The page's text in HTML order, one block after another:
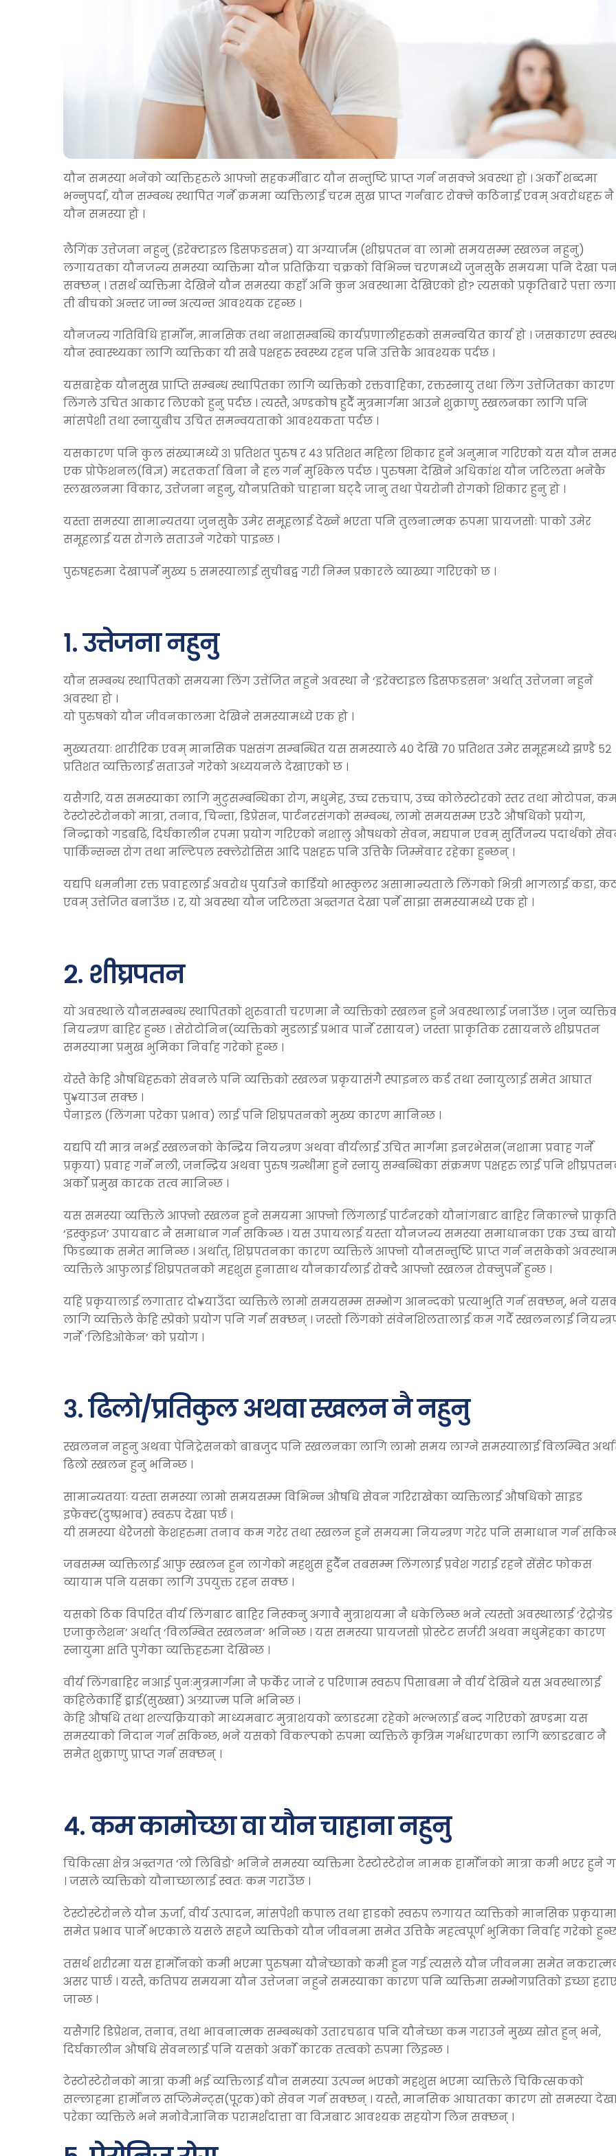
यौन समस्या भनेको व्यक्तिहरुले आफ्नो सहकर्मीबाट यौन सन्तुष्टि प्राप्त गर्न नसक्ने अवस्था हो । अर्काे शब्दमा
भन्नुपर्दा, यौन सम्बन्ध स्थापित गर्ने क्रममा व्यक्तिलाई चरम सुख प्राप्त गर्नबाट रोक्ने कठिनाई एवम् अवरोधहरु नै
यौन समस्या हो ।
लैगिंक उत्तेजना नहुनु (इरेक्टाइल डिसफङसन) या अग्यार्जम (शीघ्रपतन वा लामो समयसम्म स्खलन नहुनु)
लगायतका यौनजन्य समस्या व्यक्तिमा यौन प्रतिक्रिया चक्रको विभिन्न चरणमध्ये जुनसुकै समयमा पनि देखा
सक्छन् । तसर्थ व्यक्तिमा देखिने यौन समस्या कहाँ अनि कुन अवस्थामा देखिएको हो? त्यसको प्रकृतिबारे पत्ता
ती बीचको अन्तर जान्न अत्यन्त आवश्यक रहन्छ ।
यौनजन्य गतिविधि हार्माेन, मानसिक तथा नशासम्बन्धि कार्यप्रणालीहरुको समन्वयित कार्य हो । जसकारण
यौन स्वास्थ्यका लागि व्यक्तिका यी सबै पक्षहरु स्वस्थ्य रहन पनि उत्तिकै आवश्यक पर्दछ ।
यसबाहेक यौनसुख प्राप्ति सम्बन्ध स्थापितका लागि व्यक्तिको रक्तवाहिका, रक्तस्नायु तथा लिंग उत्तेजितका कारण
लिंगले उचित आकार लिएको हुनु पर्दछ । त्यस्तै, अण्डकोष हुदैँ मुत्रमार्गमा आउने शुक्राणु स्खलनका लागि पनि
मांसपेशी तथा स्नायुबीच उचित समन्वयताको आवश्यकता पर्दछ ।
यसकारण पनि कुल संख्यामध्ये ३१ प्रतिशत पुरुष र ४३ प्रतिशत महिला शिकार हुने अनुमान गरिएको यस यौन
एक प्रोफेशनल(विज्ञ) मद्दतकर्ता बिना नै हल गर्न मुश्किल पर्दछ । पुरुषमा देखिने अधिकांश यौन जटिलता भनेकै
स्लखलनमा विकार, उत्तेजना नहुनु, यौनप्रतिको चाहाना घट्दै जानु तथा पेयरोनी रोगको शिकार हुनु हो ।
यस्ता समस्या सामान्यतया जुनसुकै उमेर समूहलाई देख्ने भएता पनि तुलनात्मक रुपमा प्रायजसोः पाको उमेर
समूहलाई यस रोगले सताउने गरेको पाइन्छ ।
पुरुषहरुमा देखापर्ने मुख्य ५ समस्यालाई सुचीबद्व गरी निम्न प्रकारले व्याख्या गरिएको छ ।
१. उत्तेजना नहुनु
यौन सम्बन्ध स्थापितको समयमा लिंग उत्तेजित नहुने अवस्था नै ‘इरेक्टाइल डिसफङसन’ अर्थात् उत्तेजना नहुने
अवस्था हो ।
यो पुरुषको यौन जीवनकालमा देखिने समस्यामध्ये एक हो ।
मुख्यतयाः शारीरिक एवम् मानसिक पक्षसंग सम्बन्धित यस समस्याले ४० देखि ७० प्रतिशत उमेर समूहमध्ये झण्डै ५२
प्रतिशत व्यक्तिलाई सताउने गरेको अध्ययनले देखाएको छ ।
यसैगरि, यस समस्याका लागि मुटुसम्बन्धिका रोग, मधुमेह, उच्च रक्तचाप, उच्च कोलेस्टोरको स्तर तथा मोटोपन,
टेस्टोस्टेरोनको मात्रा, तनाव, चिन्ता, डिप्रेसन, पार्टनरसंगको सम्बन्ध, लामो समयसम्म एउटै औषधिको प्रयोग,
निन्द्राको गडबढि, दिर्घकालीन रपमा प्रयोग गरिएको नशालु औषधको सेवन, मद्यपान एवम् सुर्तिजन्य पदार्थको
पार्किन्सन्स रोग तथा मल्टिपल स्क्लेरोसिस आदि पक्षहरु पनि उत्तिकै जिम्मेवार रहेका हुन्छन् ।
यद्यपि धमनीमा रक्त प्रवाहलाई अवरोध पुर्याउने कार्डियो भास्कुलर असामान्यताले लिंगको भित्री भागलाई कडा,
एवम् उत्तेजित बनाउँछ । र, यो अवस्था यौन जटिलता अन्र्तगत देखा पर्ने साझा समस्यामध्ये एक हो ।
२. शीघ्रपतन
यो अवस्थाले यौनसम्बन्ध स्थापितको शुरुवाती चरणमा नै व्यक्तिको स्खलन हुने अवस्थालाई जनाउँछ । जुन
नियन्त्रण बाहिर हुन्छ । सेरोटोनिन(व्यक्तिको मुडलाई प्रभाव पार्ने रसायन) जस्ता प्राकृतिक रसायनले शीघ्रपतन
समस्यामा प्रमुख भुमिका निर्वाह गरेको हुन्छ ।
येस्तै केहि औषधिहरुको सेवनले पनि व्यक्तिको स्खलन प्रकृयासंगै स्पाइनल कर्ड तथा स्नायुलाई समेत आघात
पु¥याउन सक्छ ।
पेनाइल (लिंगमा परेका प्रभाव) लाई पनि शिघ्रपतनको मुख्य कारण मानिन्छ ।
यद्यपि यी मात्र नभई स्खलनको केन्द्रिय नियन्त्रण अथवा वीर्यलाई उचित मार्गमा इनरभेसन(नशामा प्रवाह गर्ने
प्रकृया) प्रवाह गर्ने नली, जनन्द्रिय अथवा पुरुष ग्रन्थीमा हुने स्नायु सम्बन्धिका संक्रमण पक्षहरु लाई पनि
अर्काे प्रमुख कारक तत्व मानिन्छ ।
यस समस्या व्यक्तिले आफ्नो स्खलन हुने समयमा आफ्नो लिंगलाई पार्टनरको यौनांगबाट बाहिर निकाल्ने
‘इस्कुइज’ उपायबाट नै समाधान गर्न सकिन्छ । यस उपायलाई यस्ता यौनजन्य समस्या समाधानका एक उच्च
फिडब्याक समेत मानिन्छ । अर्थात्, शिघ्रपतनका कारण व्यक्तिले आफ्नो यौनसन्तुष्टि प्राप्त गर्न नसकेको
व्यक्तिले आफुलाई शिघ्रपतनको महशुस हुनासाथ यौनकार्यलाई रोक्दै आफ्नो स्खलन रोक्नुपर्ने हुन्छ ।
यहि प्रकृयालाई लगातार दो¥याउँदा व्यक्तिले लामो समयसम्म सम्भोग आनन्दको प्रत्याभुति गर्न सक्छन्, भने
लागि व्यक्तिले केहि स्प्रेको प्रयोग पनि गर्न सक्छन् । जस्तो लिंगको संवेनशिलतालाई कम गर्दै स्खलनलाई
गर्ने ‘लिडिओकेन’ को प्रयोग ।
३. ढिलो/प्रतिकुल अथवा स्खलन नै नहुनु
स्खलनन नहुनु अथवा पेनिट्रेसनको बाबजुद पनि स्खलनका लागि लामो समय लाग्ने समस्यालाई विलम्बित
ढिलो स्खलन हुनु भनिन्छ ।
सामान्यतयाः यस्ता समस्या लामो समयसम्म विभिन्न औषधि सेवन गरिराखेका व्यक्तिलाई औषधिको साइड
इफेक्ट(दुष्प्रभाव) स्वरुप देखा पर्छ ।
यी समस्या धेरैजसो केशहरुमा तनाव कम गरेर तथा स्खलन हुने समयमा नियन्त्रण गरेर पनि समाधान गर्न
जबसम्म व्यक्तिलाई आफु स्खलन हुन लागेको महशुस हुदैँन तबसम्म लिंगलाई प्रवेश गराई रहने सेंसेट फोकस
व्यायाम पनि यसका लागि उपयुक्त रहन सक्छ ।
यसको ठिक विपरित वीर्य लिंगबाट बाहिर निस्कनु अगावै मुत्राशयमा नै धकेलिन्छ भने त्यस्तो अवस्थालाई ‘रेट्रोग्रेड
एजाकुलेशन’ अर्थात् ‘विलम्बित स्खलनन’ भनिन्छ । यस समस्या प्रायजसो प्रोस्टेट सर्जरी अथवा मधुमेहका कारण
स्नायुमा क्षति पुगेका व्यक्तिहरुमा देखिन्छ ।
वीर्य लिंगबाहिर नआई पुनःमुत्रमार्गमा नै फर्केर जाने र परिणाम स्वरुप पिसाबमा नै वीर्य देखिने यस अवस्थालाई
कहिलेकाहिँ ड्राई(सुख्खा) अग्र्याज्म पनि भनिन्छ ।
केहि औषधि तथा शल्यक्रियाको माध्यमबाट मुत्राशयको ब्लाडरमा रहेको भल्भलाई बन्द गरिएको खण्डमा यस
समस्याको निदान गर्न सकिन्छ, भने यसको विकल्पको रुपमा व्यक्तिले कृत्रिम गर्भधारणका लागि ब्लाडरबाट नै
समेत शुक्राणु प्राप्त गर्न सक्छन् ।
४. कम कामोच्छा वा यौन चाहाना नहुनु
चिकित्सा क्षेत्र अन्र्तगत ‘लो लिबिडो’ भनिने समस्या व्यक्तिमा टेस्टोस्टेरोन नामक हार्माेनको मात्रा कमी भएर हुने
। जसले व्यक्तिको यौनाच्छालाई स्वतः कम गराउँछ ।
टेस्टोस्टेरोनले यौन ऊर्जा, वीर्य उत्पादन, मांसपेशी कपाल तथा हाडको स्वरुप लगायत व्यक्तिको मानसिक
समेत प्रभाव पार्ने भएकाले यसले सहजै व्यक्तिको यौन जीवनमा समेत उत्तिकै महत्वपूर्ण भुमिका निर्वाह गरेको हुन्छ
तसर्थ शरीरमा यस हार्माेनको कमी भएमा पुरुषमा यौनेच्छाको कमी हुन गई त्यसले यौन जीवनमा समेत
असर पार्छ । यस्तै, कतिपय समयमा यौन उत्तेजना नहुने समस्याका कारण पनि व्यक्तिमा सम्भोगप्रतिको इच्छा
जान्छ ।
यसैगरि डिप्रेशन, तनाव, तथा भावनात्मक सम्बन्धको उतारचढाव पनि यौनेच्छा कम गराउने मुख्य स्रोत हुन् भने,
दिर्घकालीन औषधि सेवनलाई पनि यसको अर्काे कारक तत्वको रुपमा लिइन्छ ।
टेस्टोस्टेरोनको मात्रा कमी भई व्यक्तिलाई यौन समस्या उत्पन्न भएको महशुस भएमा व्यक्तिले चिकित्सकको
सल्लाहमा हार्मोनल सप्लिमेन्ट्स(पूरक)को सेवन गर्न सक्छन् । यस्तै, मानसिक आघातका कारण सो समस्या
परेका व्यक्तिले भने मनोवैज्ञानिक परामर्शदात्ता वा विज्ञबाट आवश्यक सहयोग लिन सक्छन् ।